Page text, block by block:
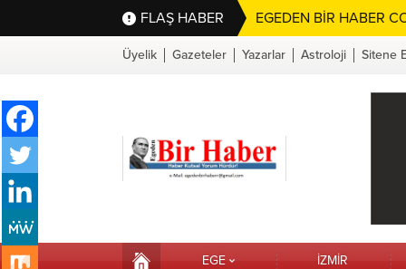
FLAŞ HABER EGEDEN BİR HABER
Üyelik Gazeteler Yazarlar Astroloji Sitene
EGE İZMİR